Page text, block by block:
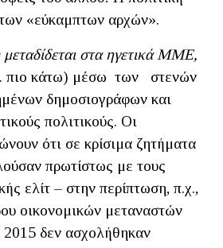
«εύκαμπτων αρχών».
στα ηγετικά ΜΜΕ,
πιο κάτω) μέσω των στενών
δημοσιογράφων και
πολιτικούς. Οι
ότι σε κρίσιμα ζητήματα
πρωτίστως με τους
ελίτ – στην περίπτωση, π.χ.,
οικονομικών μεταναστών
δεν ασχολήθηκαν